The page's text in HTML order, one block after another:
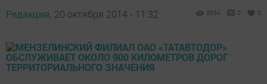
Редакция, 20 октября 2014 - 11:32 3534 0 0